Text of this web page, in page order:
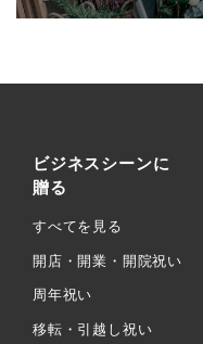
ビジネスシーンに
贈る
すべてを見る
開店・開業・開院祝い
周年祝い
移転・引越し祝い